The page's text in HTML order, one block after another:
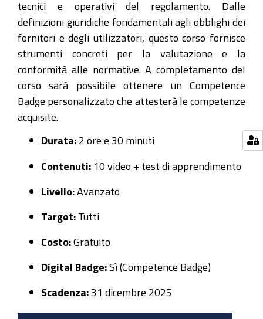
tecnici e operativi del regolamento. Dalle
definizioni giuridiche fondamentali agli obblighi dei
fornitori e degli utilizzatori, questo corso fornisce
strumenti concreti per la valutazione e la
conformità alle normative. A completamento del
corso sarà possibile ottenere un Competence
Badge personalizzato che attesterà le competenze
acquisite.
Durata: 2 ore e 30 minuti
Contenuti: 10 video + test di apprendimento
Livello: Avanzato
Target: Tutti
Costo: Gratuito
Digital Badge: Sì (Competence Badge)
Scadenza: 31 dicembre 2025